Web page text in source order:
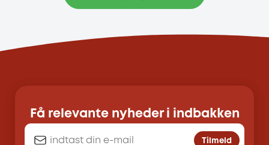
Få relevante nyheder i indbakken
Tilmeld